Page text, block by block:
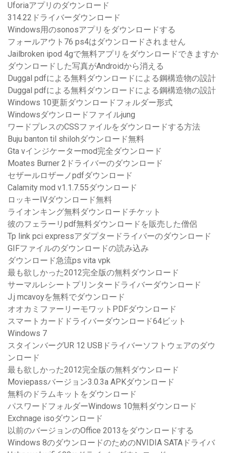
Uforiaアプリのダウンロード
314.22ドライバーダウンロード
Windows用のsonosアプリをダウンロードする
フォールアウト76 ps4はダウンロードされません
Jailbroken ipod 4gで無料アプリをダウンロードできますか
ダウンロードした写真がAndroidから消える
Duggal pdfによる無料ダウンロードによる鋼構造物の設計
Duggal pdfによる無料ダウンロードによる鋼構造物の設計
Windows 10更新ダウンロードフォルダー形式
Windowsダウンロードファイルjung
ワードプレスのCSSファイルをダウンロードする方法
Buju banton til shilohダウンロード無料
Gta vインジケーターmod完全ダウンロード
Moates Burner 2ドライバーのダウンロード
セザールロザーノpdfダウンロード
Calamity mod v1.1.7.55ダウンロード
ロッキーIVダウンロード無料
ライオンキング無料ダウンロードチケット
彼のフェラーリpdf無料ダウンロードを販売した僧侶
Tp link pci expressアダプタードライバーのダウンロード
GIFファイルのダウンロードの読み込み
ダウンロード急流ps vita vpk
最も欲しかった2012完全版の無料ダウンロード
サーマルレシートプリンタードライバーダウンロード
J.j mcavoyを無料でダウンロード
オオカミファーリーモワットPDFダウンロード
スマートカードドライバーダウンロード64ビット
Windows 7
スタインバーグUR 12 USBドライバーソフトウェアのダウ
ンロード
最も欲しかった2012完全版の無料ダウンロード
Moviepassバージョン3.0.3a APKダウンロード
無料のドラムキットをダウンロード
パスワードフォルダーWindows 10無料ダウンロード
Exchnage isoダウンロード
以前のバージョンのOffice 2013をダウンロードする
Windows 8のダウンロードのためのNVIDIA SATAドライバ